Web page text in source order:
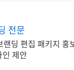
전문
딩 편집 패키지 홍
제안